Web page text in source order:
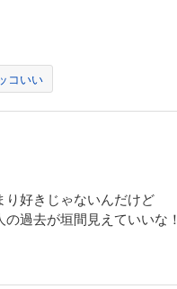
コいい
好きじゃないんだけど
過去が垣間見えていいな！